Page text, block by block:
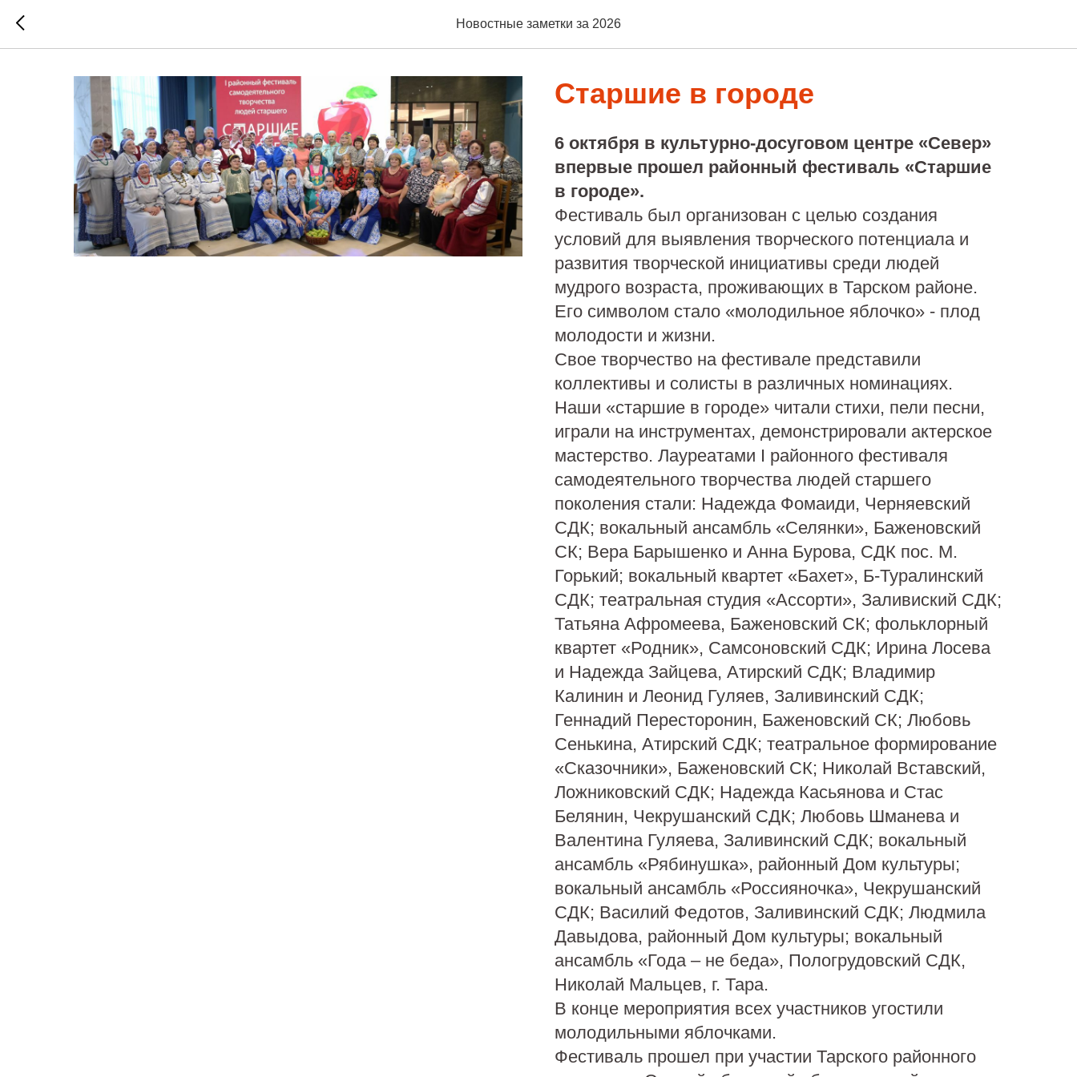
Новостные заметки за 2026
Старшие в городе
6 октября в культурно-досуговом центре «Север»
впервые прошел районный фестиваль «Старшие
в городе».
Фестиваль был организован с целью создания
условий для выявления творческого потенциала и
развития творческой инициативы среди людей
мудрого возраста, проживающих в Тарском районе.
Его символом стало «молодильное яблочко» - плод
молодости и жизни.
Свое творчество на фестивале представили
коллективы и солисты в различных номинациях.
Наши «старшие в городе» читали стихи, пели песни,
играли на инструментах, демонстрировали актерское
мастерство. Лауреатами I районного фестиваля
самодеятельного творчества людей старшего
поколения стали: Надежда Фомаиди, Черняевский
СДК; вокальный ансамбль «Селянки», Баженовский
СК; Вера Барышенко и Анна Бурова, СДК пос. М.
Горький; вокальный квартет «Бахет», Б-Туралинский
СДК; театральная студия «Ассорти», Заливиский СДК;
Татьяна Афромеева, Баженовский СК; фольклорный
квартет «Родник», Самсоновский СДК; Ирина Лосева
и Надежда Зайцева, Атирский СДК; Владимир
Калинин и Леонид Гуляев, Заливинский СДК;
Геннадий Пересторонин, Баженовский СК; Любовь
Сенькина, Атирский СДК; театральное формирование
«Сказочники», Баженовский СК; Николай Вставский,
Ложниковский СДК; Надежда Касьянова и Стас
Белянин, Чекрушанский СДК; Любовь Шманева и
Валентина Гуляева, Заливинский СДК; вокальный
ансамбль «Рябинушка», районный Дом культуры;
вокальный ансамбль «Россияночка», Чекрушанский
СДК; Василий Федотов, Заливинский СДК; Людмила
Давыдова, районный Дом культуры; вокальный
ансамбль «Года – не беда», Пологрудовский СДК,
Николай Мальцев, г. Тара.
В конце мероприятия всех участников угостили
молодильными яблочками.
Фестиваль прошел при участии Тарского районного